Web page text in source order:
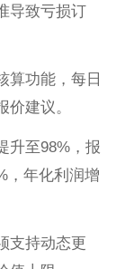
导致亏损订
算功能，每日
建议。
升至98%，报
，年化利润增
支持动态更